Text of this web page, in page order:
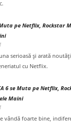
pe Netflix, Rockstar
serioasă și arată
cu Netflix.
6 se Muta pe Netflix,
Maini
vândă foarte bine,